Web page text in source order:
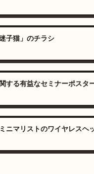
子猫」のチラシ
する有益なセミナーポスタ
ニマリストのワイヤレスヘ